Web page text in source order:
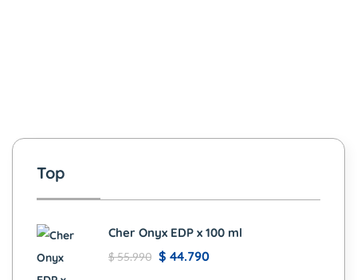
Top
Cher Onyx EDP x 100 ml
$55.990 $ 44.790